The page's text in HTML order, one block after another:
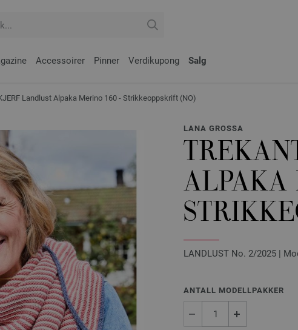
Accessoirer Pinner Verdikupong Salg
Landlust Alpaka Merino 160 - Strikkeoppskrift (NO)
LANA GROSSA
ALPAKA
LANDLUST No. 2/2025 |
ANTALL MODELLPAKKER